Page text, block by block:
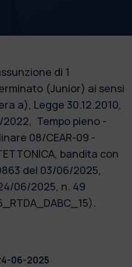
di 1
(Junior) ai sensi
a), Legge 30.12.2010,
Tempo pieno -
08/CEAR-09 -
bandita con
del 03/06/2025,
06/2025, n. 49
06-2025